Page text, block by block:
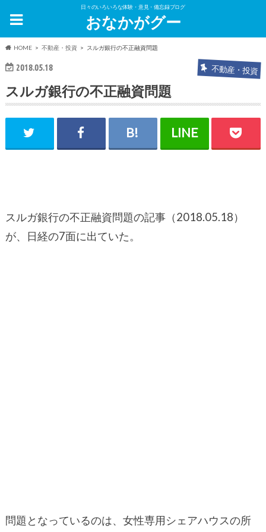
日々のいろいろな体験・意見・備忘録ブログ
おなかがグー
HOME 不動産・投資 スルガ銀行の不正融資問題
2018.05.18 不動産・投資
スルガ銀行の不正融資問題
スルガ銀行の不正融資問題の記事（2018.05.18）
が、日経の7面に出ていた。
問題となっているのは、女性専用シェアハウスの所